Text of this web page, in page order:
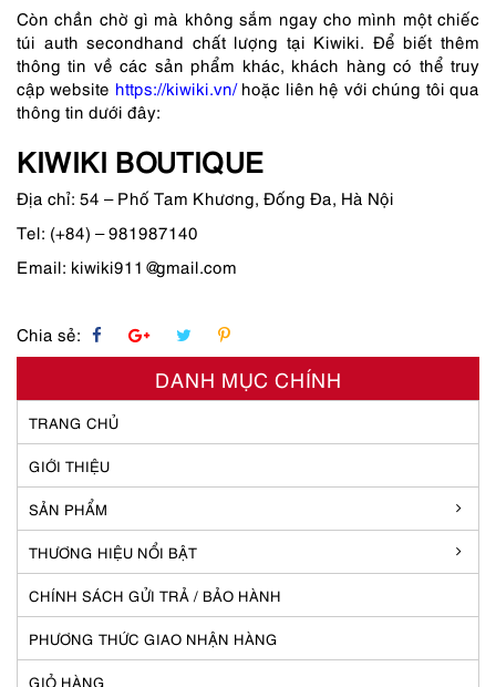
Còn chần chờ gì mà không sắm ngay cho mình một chiếc
túi auth secondhand chất lượng tại Kiwiki. Để biết thêm
thông tin về các sản phẩm khác, khách hàng có thể truy
cập website https://kiwiki.vn/hoặc liên hệ với chúng tôi qua
thông tin dưới đây:
KIWIKI BOUTIQUE
Địa chỉ: 54 – Phố Tam Khương, Đống Đa, Hà Nội
Tel: (+84) – 981987140
Email: kiwiki911@gmail.com
Chia sẻ:
DANH MỤC CHÍNH
TRANG CHỦ
GIỚI THIỆU
SẢN PHẨM
THƯƠNG HIỆU NỔI BẬT
CHÍNH SÁCH GỬI TRẢ / BẢO HÀNH
PHƯƠNG THỨC GIAO NHẬN HÀNG
GIỎ HÀNG